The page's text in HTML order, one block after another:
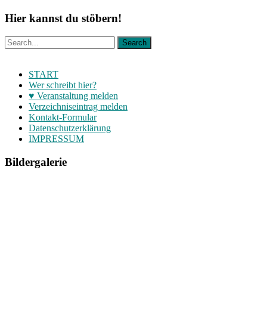
Hier kannst du stöbern!
START
Wer schreibt hier?
♥ Veranstaltung melden
Verzeichniseintrag melden
Kontakt-Formular
Datenschutzerklärung
IMPRESSUM
Bildergalerie